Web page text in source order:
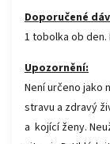
Doporučené
1 tobolka ob
Upozornění:
Není určeno jako
stravu a zdravý
a kojící ženy.